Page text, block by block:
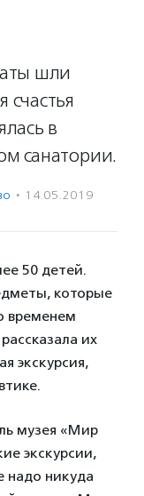
шли
счастья
в
санатории.
· 14.05.2019
50 детей.
которые
временем
их
экскурсия,
музея «Мир
экскурсии,
надо никуда